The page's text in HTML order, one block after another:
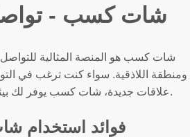
شات كسب -
شات كسب هو المنصة المثالية
ومنطقة اللاذقية. سواء كنت ترغب في
علاقات جديدة، شات كسب يوفر لك بيئة تواصلية آمنة ومريحة.
فوائد استخدام